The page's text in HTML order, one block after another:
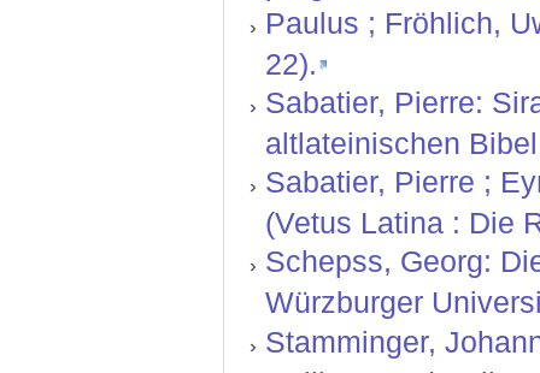
Paulus ; Fröhlich,
22).
Sabatier, Pierre:
altlateinischen
Sabatier, Pierre ;
(Vetus Latina : Die
Schepss, Georg:
Würzburger
Stamminger,